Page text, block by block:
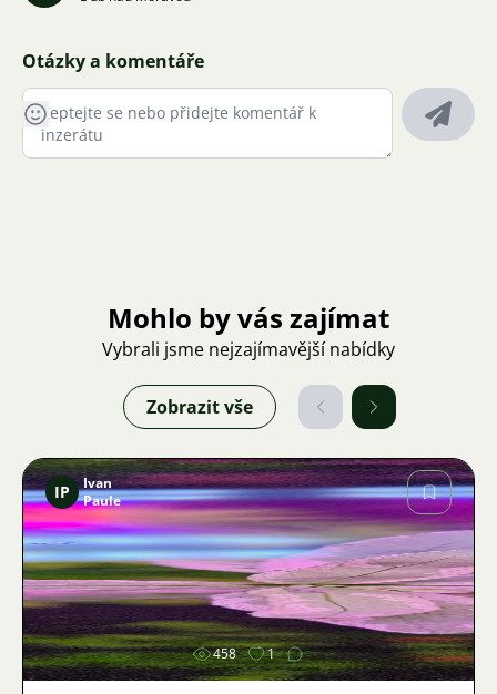
Otázky a komentáře
Mohlo by vás zajímat
Vybrali jsme nejzajímavější nabídky
Zobrazit vše
Obrázek
IP
Ivan
Paule
458 1